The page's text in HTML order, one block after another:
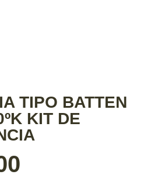
TIPO BATTEN
KIT DE